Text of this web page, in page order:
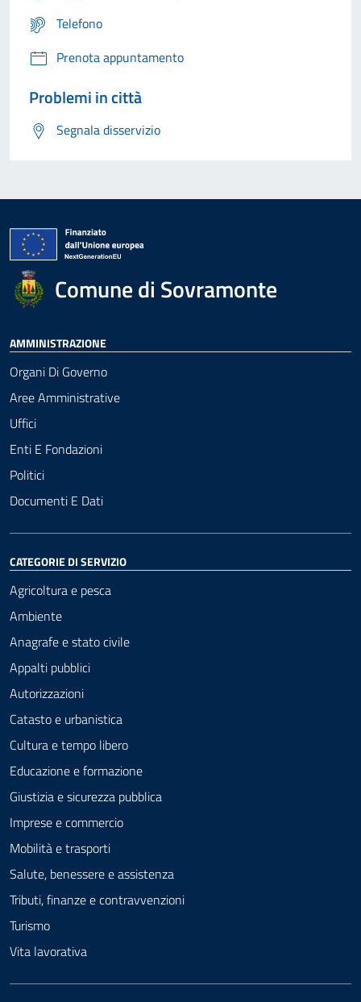
Telefono
Prenota appuntamento
Problemi in città
Segnala disservizio
Comune di Sovramonte
AMMINISTRAZIONE
Organi Di Governo
Aree Amministrative
Uffici
Enti E Fondazioni
Politici
Documenti E Dati
CATEGORIE DI SERVIZIO
Agricoltura e pesca
Ambiente
Anagrafe e stato civile
Appalti pubblici
Autorizzazioni
Catasto e urbanistica
Cultura e tempo libero
Educazione e formazione
Giustizia e sicurezza pubblica
Imprese e commercio
Mobilità e trasporti
Salute, benessere e assistenza
Tributi, finanze e contravvenzioni
Turismo
Vita lavorativa